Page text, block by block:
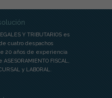
Y TRIBUTARIOS es
cuatro despachos
20 años de experiencia
FISCAL,
y LABORAL.